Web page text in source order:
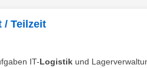
/ Teilzeit
IT-Logistik und